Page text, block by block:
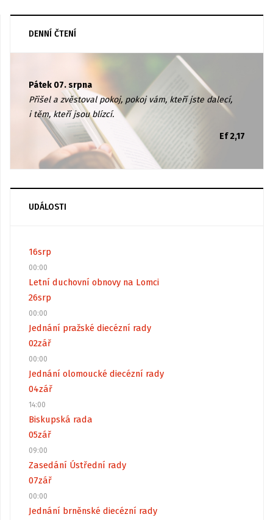
DENNÍ ČTENÍ
Pátek 07. srpna
Přišel a zvěstoval pokoj, pokoj vám, kteří jste dalecí,
i těm, kteří jsou blízcí.
Ef 2,17
UDÁLOSTI
16srp
00:00
Letní duchovní obnovy na Lomci
26srp
00:00
Jednání pražské diecézní rady
02zář
00:00
Jednání olomoucké diecézní rady
04zář
14:00
Biskupská rada
05zář
09:00
Zasedání Ústřední rady
07zář
00:00
Jednání brněnské diecézní rady